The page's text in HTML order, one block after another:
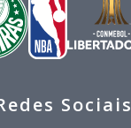
Sociais